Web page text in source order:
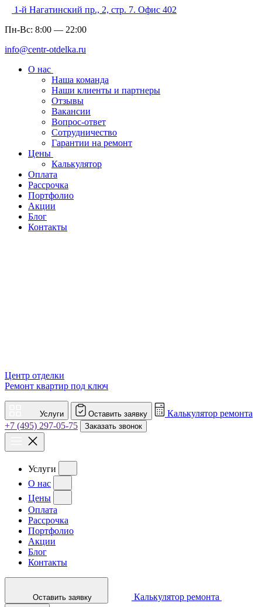
1-й Нагатинский пр., 2, стр. 7. Офис 402
Пн-Вс: 8:00 — 22:00
info@centr-otdelka.ru
О нас
Наша команда
Наши клиенты и партнеры
Отзывы
Вакансии
Вопрос-ответ
Сотрудничество
Гарантии на ремонт
Цены
Калькулятор
Оплата
Рассрочка
Портфолио
Акции
Блог
Контакты
Центр отделки
Ремонт квартир под ключ
Услуги Оставить заявку
Калькулятор ремонта
+7 (495) 297-05-75
Заказать звонок
Услуги
О нас
Цены
Оплата
Рассрочка
Портфолио
Акции
Блог
Контакты
Оставить заявку Калькулятор ремонта